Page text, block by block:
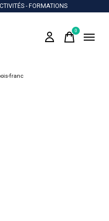
- FORMATIONS
0items
franc